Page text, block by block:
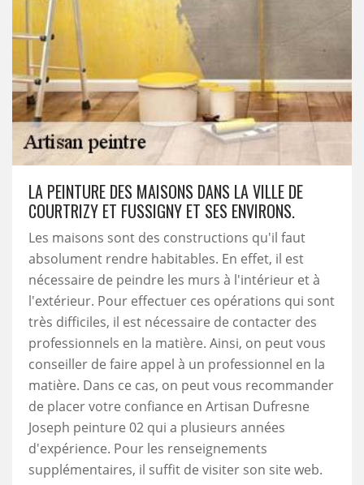
LA PEINTURE DES MAISONS DANS LA VILLE DE
COURTRIZY ET FUSSIGNY ET SES ENVIRONS.
Les maisons sont des constructions qu'il faut
absolument rendre habitables. En effet, il est
nécessaire de peindre les murs à l'intérieur et à
l'extérieur. Pour effectuer ces opérations qui sont
très difficiles, il est nécessaire de contacter des
professionnels en la matière. Ainsi, on peut vous
conseiller de faire appel à un professionnel en la
matière. Dans ce cas, on peut vous recommander
de placer votre confiance en Artisan Dufresne
Joseph peinture 02 qui a plusieurs années
d'expérience. Pour les renseignements
supplémentaires, il suffit de visiter son site web.